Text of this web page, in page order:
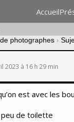
Accueil
photographes ›
2023 à 16 h 29 min
est avec les
peu de toilette